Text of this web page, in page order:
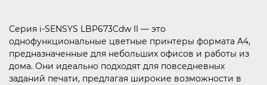
Серия i-SENSYS LBP673Cdw II — это
однофункциональные цветные принтеры формата A4,
предназначенные для небольших офисов и работы из
дома. Они идеально подходят для повседневных
заданий печати, предлагая широкие возможности в